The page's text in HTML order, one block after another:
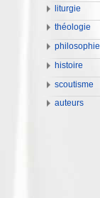
liturgie
théologie
philosophie
histoire
scoutisme
auteurs